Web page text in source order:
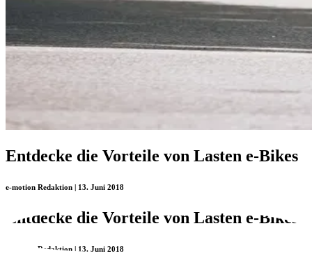
Entdecke die Vorteile von Lasten e-Bikes
e-motion Redaktion | 13. Juni 2018
Entdecke die Vorteile von Lasten e-Bikes
e-motion Redaktion | 13. Juni 2018